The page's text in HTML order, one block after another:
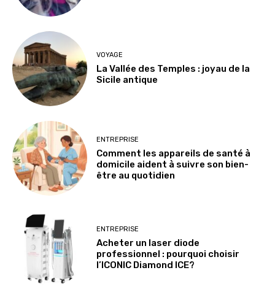
VOYAGE
La Vallée des Temples : joyau de la
Sicile antique
ENTREPRISE
Comment les appareils de santé à
domicile aident à suivre son bien-
être au quotidien
ENTREPRISE
Acheter un laser diode
professionnel : pourquoi choisir
l’ICONIC Diamond ICE?